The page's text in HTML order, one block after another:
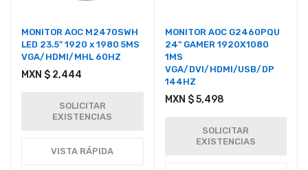
MONITOR AOC M2470SWH
LED 23.5" 1920 x 1980 5MS
VGA/HDMI/MHL 60HZ
MXN $ 2,444
SOLICITAR
EXISTENCIAS
VISTA RÁPIDA
MONITOR AOC G2460PQU
24" GAMER 1920X1080
1MS
VGA/DVI/HDMI/USB/DP
144HZ
MXN $ 5,498
SOLICITAR
EXISTENCIAS